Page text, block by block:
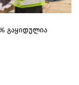
გაყიდულია